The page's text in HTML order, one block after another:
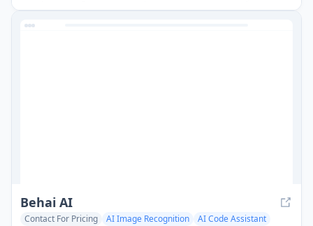
automatisée et des suggestions d'amélioration pour les
Pull Requests en utilisant la technologie ChatGPT.
Behai AI
Contact For Pricing AI Image Recognition
AI Code Assistant